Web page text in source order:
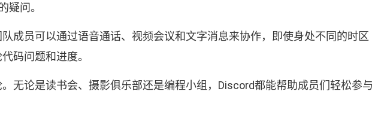
疑问。
成员可以通过语音通话、视频会议和文字消息来协作，即使身处不同的时区
码问题和进度。
无论是读书会、摄影俱乐部还是编程小组，Discord都能帮助成员们轻松参与